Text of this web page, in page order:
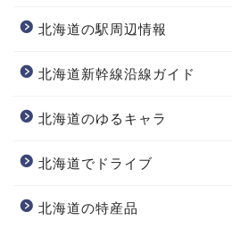
北海道の駅周辺情報
北海道新幹線沿線ガイド
北海道のゆるキャラ
北海道でドライブ
北海道の特産品